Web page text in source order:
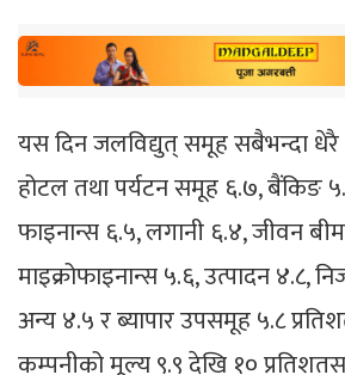
यस दिन जलविद्युत् समूह सबैभन्दा धेरै
होटल तथा पर्यटन समूह ६.७, बैंकिङ
फाइनान्स ६.५, लगानी ६.४, जीवन
माइक्रोफाइनान्स ५.६, उत्पादन ४.८,
अन्य ४.५ र ब्यापार उपसमूह ५.८
कम्पनीको मूल्य ९.९ देखि १०